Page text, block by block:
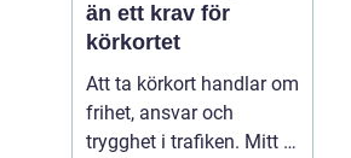
än ett krav för
körkortet
Att ta körkort handlar om
frihet, ansvar och
trygghet i trafiken. Mitt i